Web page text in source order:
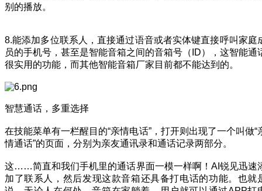
别的播放。
8.能添加多位联系人，直接通过语音或者实体键直接呼叫家庭
员的手机号，甚至是智能音箱之间的音箱号（ID），这智能通
很实用的功能，而其他智能音箱厂家目前都不能达到的。
智慧通话，多重选择
在技能菜单有一栏醒目的“亲情电话”，打开则出现了一个叫做“
情通话”的页面，分别为亲友通讯录和通话记录两部分。
这……简直和我们手机里的通话界面一模一样啊！AI锐见迅速
加了联系人，然后发现这款音箱还具备打电话的功能。也就